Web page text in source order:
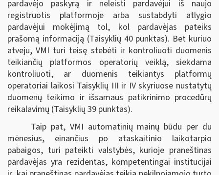
pardavėjo paskyrą ir neleisti pardavėjui iš naujo
registruotis platformoje arba sustabdyti atlygio
pardavėjui mokėjimą tol, kol pardavėjas pateiks
prašomą informaciją (Taisyklių 40 punktas). Bet kuriuo
atveju, VMI turi teisę stebėti ir kontroliuoti duomenis
teikiančių platformos operatorių veiklą, siekdama
kontroliuoti, ar duomenis teikiantys platformų
operatoriai laikosi Taisyklių III ir IV skyriuose nustatytų
duomenų teikimo ir išsamaus patikrinimo procedūrų
reikalavimų (Taisyklių 39 punktas).
Taip pat, VMI automatinių mainų būdu per du
mėnesius, einančius po ataskaitinio laikotarpio
pabaigos, turi pateikti valstybės, kurioje praneštinas
pardavėjas yra rezidentas, kompetentingai institucijai